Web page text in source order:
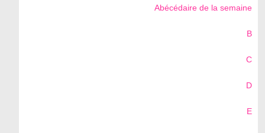
Abécédaire de la semaine
B
C
D
E